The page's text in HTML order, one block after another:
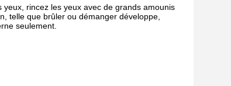
rincez les yeux avec de grands amounis
telle que brûler ou démanger développe,
seulement.